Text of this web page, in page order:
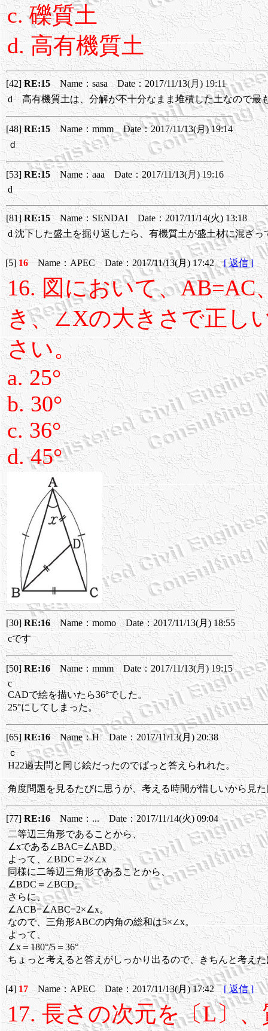
c. 礫質土
d. 高有機質土
[42]RE:15Name：sasa Date：2017/11/13(月) 19:11
d 高有機質土は、分解が不十分なまま堆積した土なので最
[48]RE:15Name：mmm Date：2017/11/13(月) 19:14
ｄ
[53]RE:15 Name：aaa Date：2017/11/13(月) 19:16
d
[81]RE:15Name：SENDAI Date：2017/11/14(火) 13:18
d 沈下した盛土を掘り返したら、有機質土が盛土材に混ざ
[5]16Name：APEC Date：2017/11/13(月) 17:42[ 返信 ]
16. 図において、AB=AC
き、∠Xの大きさで正し
さい。
a. 25°
b. 30°
c. 36°
d. 45°
[30]RE:16Name：momo Date：2017/11/13(月) 18:55
cです
[50]RE:16Name：mmm Date：2017/11/13(月) 19:15
c
CADで絵を描いたら36°でした。
25°にしてしまった。
[65]RE:16Name：H Date：2017/11/13(月) 20:38
ｃ
H22過去問と同じ絵だったのでぱっと答えられれた。
角度問題を見るたびに思うが、考える時間が惜しいから見
[77]RE:16Name：... Date：2017/11/14(火) 09:04
二等辺三角形であることから、
∠xである∠BAC=∠ABD。
よって、∠BDC＝2×∠x
同様に二等辺三角形であることから、
∠BDC＝∠BCD。
さらに、
∠ACB=∠ABC=2×∠x。
なので、三角形ABCの内角の総和は5×∠x。
よって、
∠x＝180°/5＝36°
ちょっと考えると答えがしっかり出るので、きちんと考え
[4] 17 Name：APEC Date：2017/11/13(月) 17:42[ 返信 ]
17. 長さの次元を〔L〕